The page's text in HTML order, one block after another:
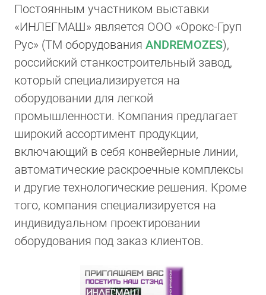
Постоянным участником выставки
«ИНЛЕГМАШ» является ООО «Орокс-Груп
Рус» (ТМ оборудования ANDREMOZES),
российский станкостроительный завод,
который специализируется на
оборудовании для легкой
промышленности. Компания предлагает
широкий ассортимент продукции,
включающий в себя конвейерные линии,
автоматические раскроечные комплексы
и другие технологические решения. Кроме
того, компания специализируется на
индивидуальном проектировании
оборудования под заказ клиентов.